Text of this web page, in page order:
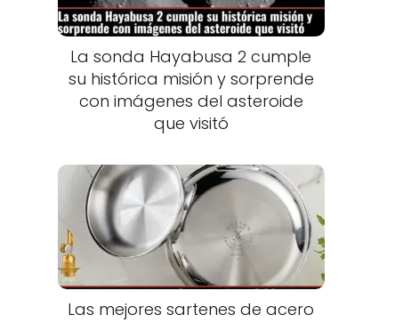
La sonda Hayabusa 2 cumple
su histórica misión y sorprende
con imágenes del asteroide
que visitó
Las mejores sartenes de acero